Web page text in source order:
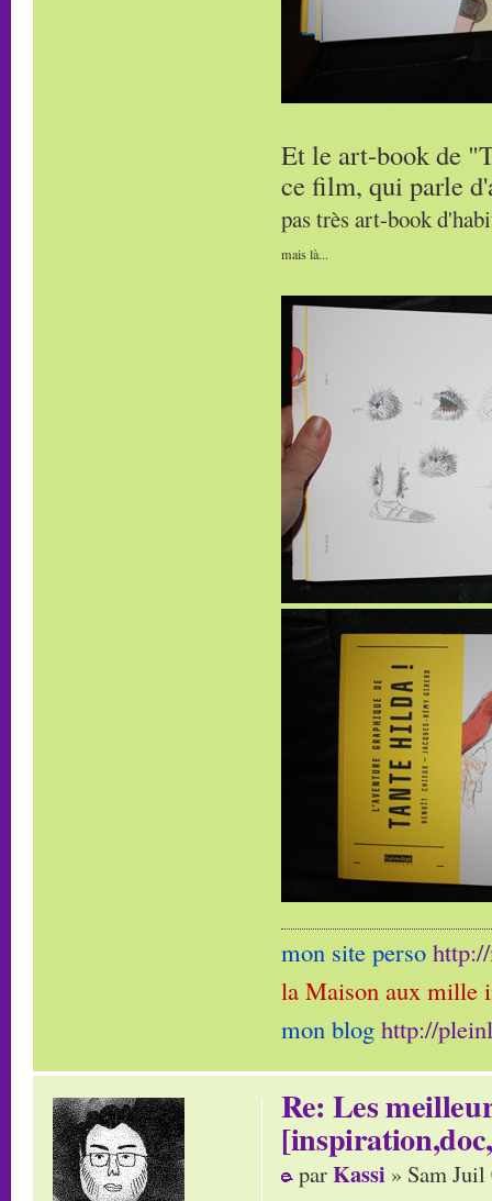
Et le art-book de
ce film, qui parle
pas très art-book
mais là...
mon site perso
la Maison aux mille
mon blog http://
Re: Les
parKassi » Sam